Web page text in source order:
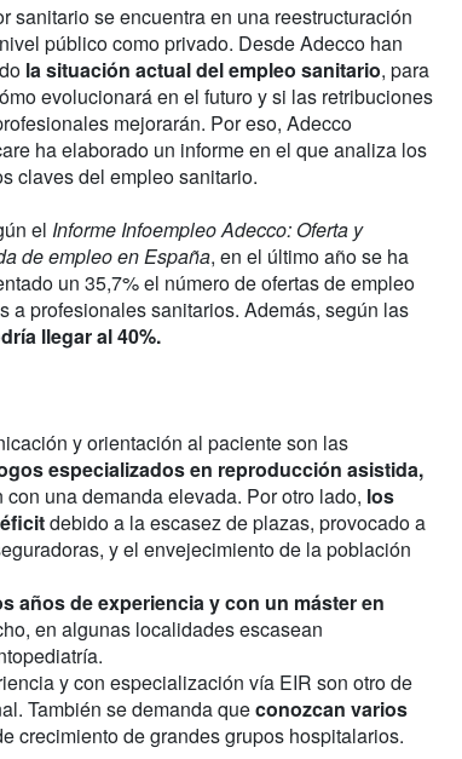
sanitario se encuentra en una reestructuración
público como privado. Desde Adecco han
la situación actual del empleo sanitario, para
evolucionará en el futuro y si las retribuciones
mejorarán. Por eso, Adecco
ha elaborado un informe en el que analiza los
claves del empleo sanitario.
el Informe Infoempleo Adecco: Oferta y
de empleo en España, en el último año se ha
un 35,7% el número de ofertas de empleo
a profesionales sanitarios. Además, según las
llegar al 40%.
y orientación al paciente son las
especializados en reproducción asistida,
con una demanda elevada. Por otro lado, los
debido a la escasez de plazas, provocado a
y el envejecimiento de la población
años de experiencia y con un máster en
en algunas localidades escasean
y con especialización vía EIR son otro de
También se demanda queconozcan varios
crecimiento de grandes grupos hospitalarios.